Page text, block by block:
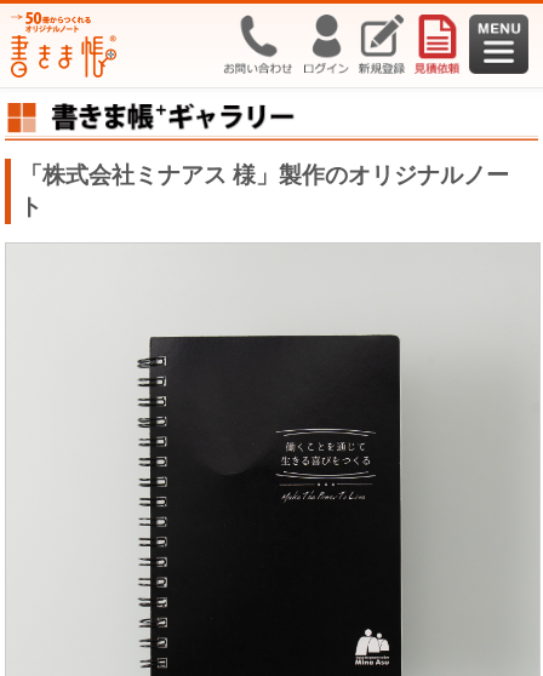
「株式会社ミナアス 様」製作のオリジナルノー
ト